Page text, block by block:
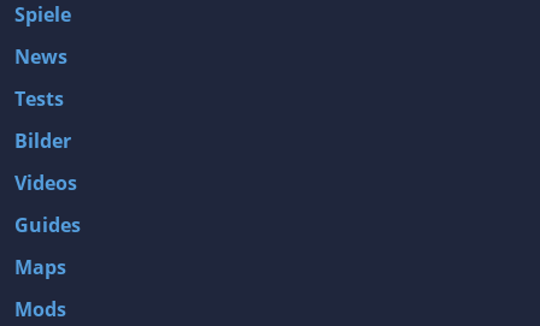
Spiele
News
Tests
Bilder
Videos
Guides
Maps
Mods